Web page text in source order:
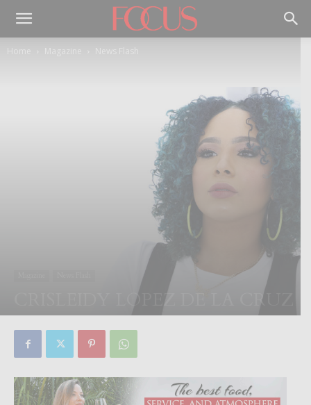
Home Magazine News Flash
CRISLEIDY LOPEZ DE LA CRUZ